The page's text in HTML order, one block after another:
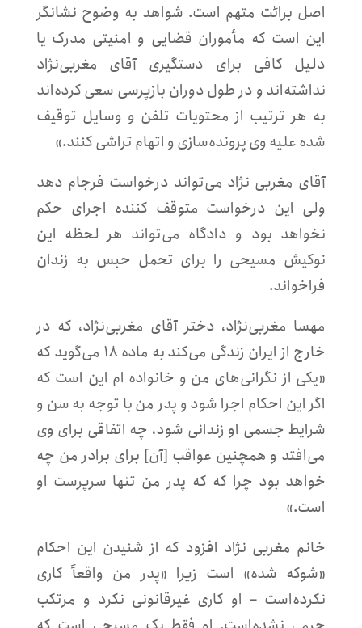
اصل برائت متهم است. شواهد به وضوح نشانگر
این است که مأموران قضایی و امنیتی مدرک یا
دلیل کافی برای دستگیری آقای مغربی‌نژاد
نداشته‌اند و در طول دوران بازپرسی سعی کرده‌اند
به هر ترتیب از محتویات تلفن و وسایل توقیف
شده علیه وی پرونده‌سازی و اتهام تراشی کنند.»
آقای مغربی نژاد می‌تواند درخواست فرجام دهد
ولی این درخواست متوقف کننده اجرای حکم
نخواهد بود و دادگاه می‌تواند هر لحظه این
نوکیش مسیحی را برای تحمل حبس به زندان
فراخواند.
مهسا مغربی‌نژاد، دختر آقای مغربی‌نژاد، که در
خارج از ایران زندگی می‌کند به ماده ۱۸ می‌گوید که
«یکی از نگرانی‌های من و خانواده ام این است که
اگر این احکام اجرا شود و پدر من با توجه به سن و
شرایط جسمی او زندانی شود، چه اتفاقی برای وی
می‌افتد و همچنین عواقب [آن] برای برادر من چه
خواهد بود چرا که که پدر من تنها سرپرست او
است.»
خانم مغربی نژاد افزود که از شنیدن این احکام
«شوکه شده» است زیرا «پدر من واقعاً کاری
نکرده‌است – او کاری غیرقانونی نکرد و مرتکب